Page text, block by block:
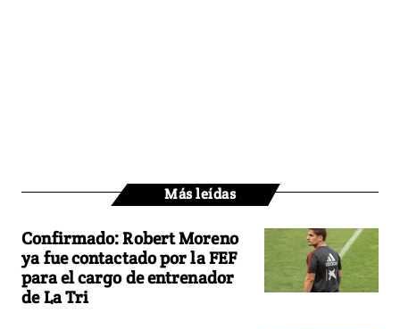
Más leídas
Confirmado: Robert Moreno
ya fue contactado por la FEF
para el cargo de entrenador
de La Tri